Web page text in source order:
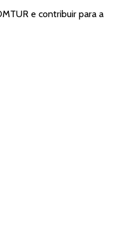
e contribuir para a